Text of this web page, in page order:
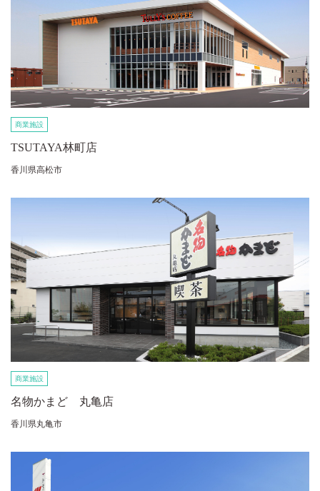
商業施設
TSUTAYA林町店
香川県高松市
商業施設
名物かまど 丸亀店
香川県丸亀市